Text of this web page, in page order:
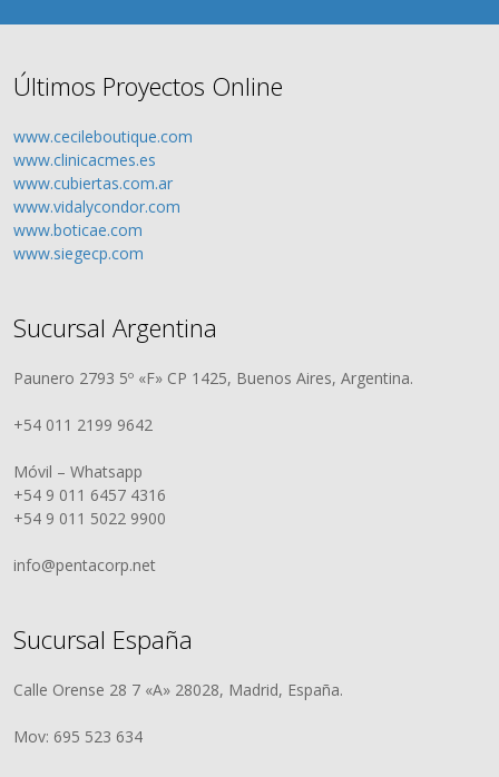
Últimos Proyectos Online
www.cecileboutique.com
www.clinicacmes.es
www.cubiertas.com.ar
www.vidalycondor.com
www.boticae.com
www.siegecp.com
Sucursal Argentina
Paunero 2793 5º «F» CP 1425, Buenos Aires, Argentina.
+54 011 2199 9642
Móvil – Whatsapp
+54 9 011 6457 4316
+54 9 011 5022 9900
info@pentacorp.net
Sucursal España
Calle Orense 28 7 «A» 28028, Madrid, España.
Mov: 695 523 634